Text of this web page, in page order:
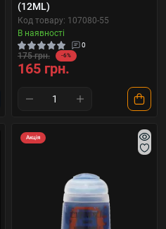
(12ML)
Код товару: 107080-55
В наявності
0
175 грн. -6%
165 грн.
Акція